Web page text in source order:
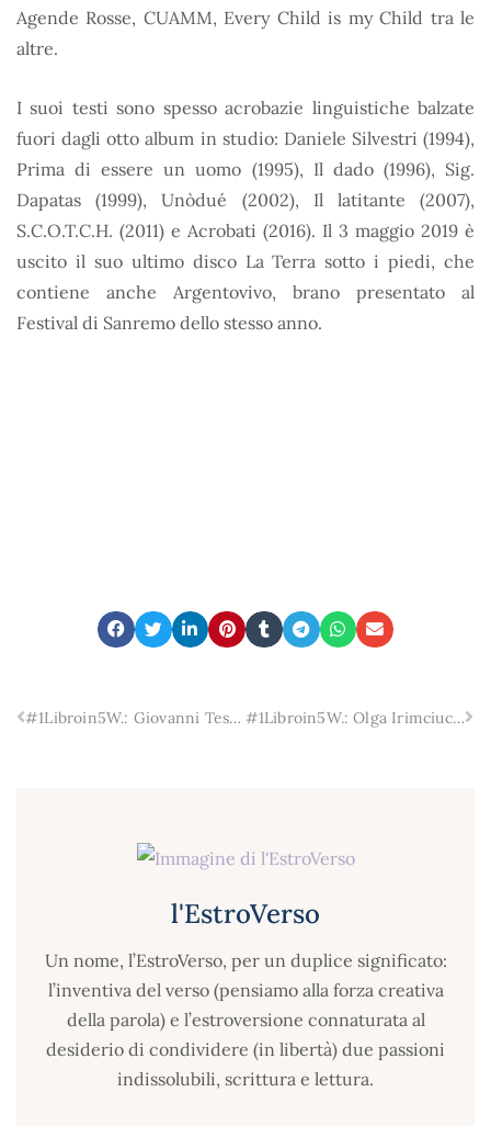
Agende Rosse, CUAMM, Every Child is my Child tra le
altre.
I suoi testi sono spesso acrobazie linguistiche balzate
fuori dagli otto album in studio: Daniele Silvestri (1994),
Prima di essere un uomo (1995), Il dado (1996), Sig.
Dapatas (1999), Unòdué (2002), Il latitante (2007),
S.C.O.T.C.H. (2011) e Acrobati (2016). Il 3 maggio 2019 è
uscito il suo ultimo disco La Terra sotto i piedi, che
contiene anche Argentovivo, brano presentato al
Festival di Sanremo dello stesso anno.
#1Libroin5W.: Giovanni Tesio, curatore di “Donne appassionate”, Cesare Pavese, Interlinea. #1Libroin5W.: Olga Irimciuc, “La letteratura romena nella Repubblica Moldava”, Graphe.it editori.
l'EstroVerso
Un nome, l’EstroVerso, per un duplice significato:
l’inventiva del verso (pensiamo alla forza creativa
della parola) e l’estroversione connaturata al
desiderio di condividere (in libertà) due passioni
indissolubili, scrittura e lettura.